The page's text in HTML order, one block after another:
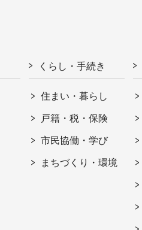
くらし・手続き
住まい・暮らし
戸籍・税・保険
市民協働・学び
まちづくり・環境